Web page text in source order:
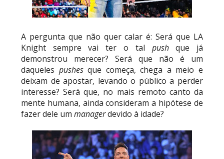
A pergunta que não quer calar é: Será que LA
Knight sempre vai ter o tal pushque já
demonstrou merecer? Será que não é um
daqueles pushesque começa, chega a meio e
deixam de apostar, levando o público a perder
interesse? Será que, no mais remoto canto da
mente humana, ainda consideram a hipótese de
fazer dele um managerdevido à idade?